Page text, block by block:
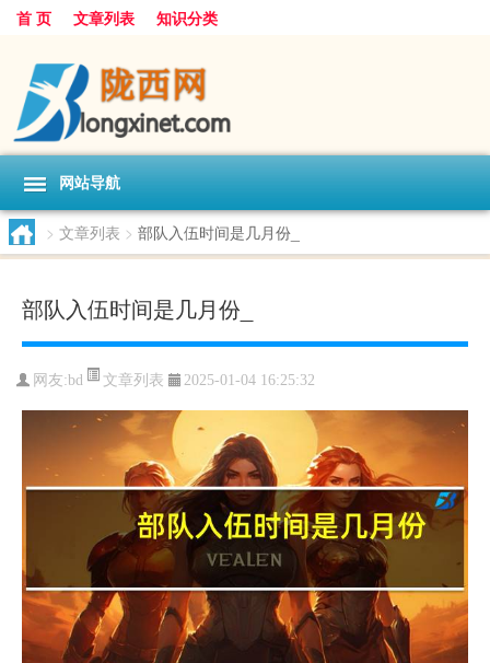
首 页 文章列表 知识分类
网站导航
> 文章列表 > 部队入伍时间是几月份_
部队入伍时间是几月份_
网友:bd 文章列表 2025-01-04 16:25:32